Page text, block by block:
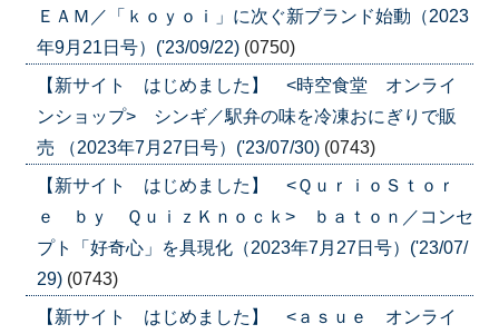
ＥＡＭ／「ｋｏｙｏｉ」に次ぐ新ブランド始動（2023
年9月21日号）('23/09/22) (0750)
【新サイト はじめました】 <時空食堂 オンライ
ンショップ> シンギ／駅弁の味を冷凍おにぎりで販
売 （2023年7月27日号）('23/07/30) (0743)
【新サイト はじめました】 <ＱｕｒｉｏＳｔｏｒ
ｅ ｂｙ ＱｕｉｚＫｎｏｃｋ> ｂａｔｏｎ／コンセ
プト「好奇心」を具現化（2023年7月27日号）('23/07/
29) (0743)
【新サイト はじめました】 <ａｓｕｅ オンライ